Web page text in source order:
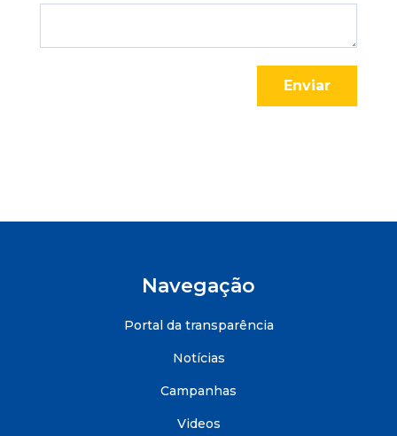
Enviar
Navegação
Portal da transparência
Notícias
Campanhas
Videos